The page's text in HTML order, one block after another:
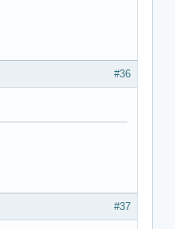
#36
#37